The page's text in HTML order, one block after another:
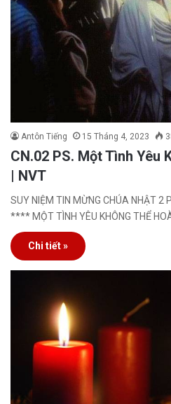
Antôn Tiếng 15 Tháng 4, 2023
CN.02 PS. Một Tình Yêu
| NVT
SUY NIỆM TIN MỪNG CHÚA NHẬT 2
**** MỘT TÌNH YÊU KHÔNG THỂ
Chi tiết »